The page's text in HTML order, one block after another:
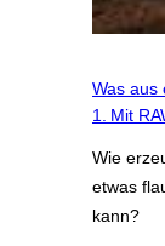
Was aus
1. Mit
Wie
etwas
kann?